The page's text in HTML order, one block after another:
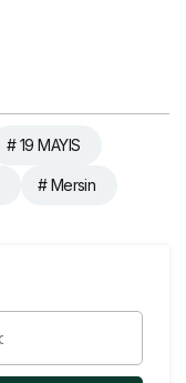
# 19 MAYIS
# Mersin